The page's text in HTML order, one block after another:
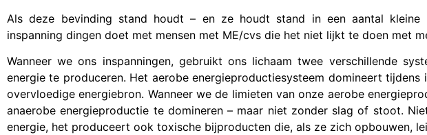
Als deze bevinding stand houdt – en ze houdt stand in een aantal kleine
inspanning dingen doet met mensen met ME/cvs die het niet lijkt te doen met
Wanneer we ons inspanningen, gebruikt ons lichaam twee verschillende
energie te produceren. Het aerobe energieproductiesysteem domineert tijdens
overvloedige energiebron. Wanneer we de limieten van onze aerobe
anaerobe energieproductie te domineren – maar niet zonder slag of stoot.
energie, het produceert ook toxische bijproducten die, als ze zich opbouwen,